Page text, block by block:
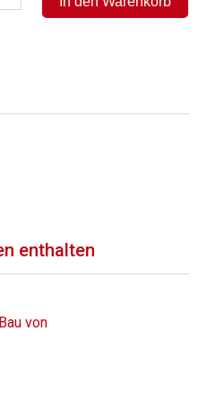
enthalten
von